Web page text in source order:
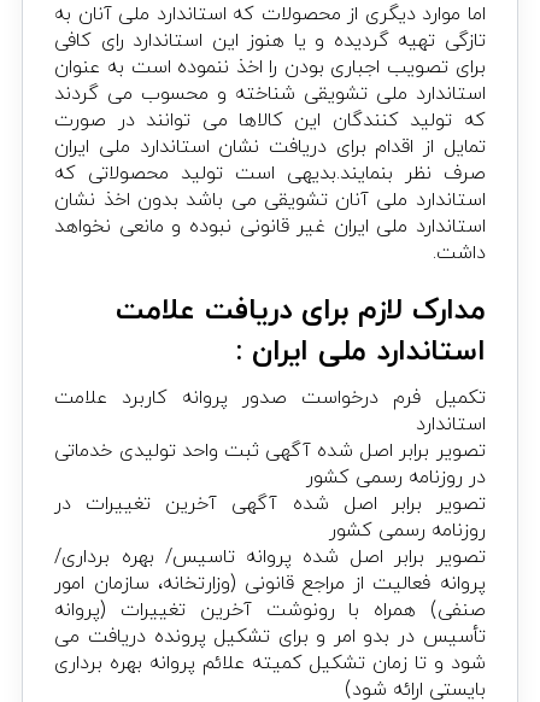
اما موارد دیگری از محصولات که استاندارد ملی آنان به
تازگی تهیه گردیده و یا هنوز این استاندارد رای کافی
برای تصویب اجباری بودن را اخذ ننموده است به عنوان
استاندارد ملی تشویقی شناخته و محسوب می گردند
که تولید کنندگان این کالاها می توانند در صورت
تمایل از اقدام برای دریافت نشان استاندارد ملی ایران
صرف نظر بنمایند.بدیهی است تولید محصولاتی که
استاندارد ملی آنان تشویقی می باشد بدون اخذ نشان
استاندارد ملی ایران غیر قانونی نبوده و مانعی نخواهد
داشت.
مدارک لازم برای دریافت علامت
استاندارد ملی ایران :
تکمیل فرم درخواست صدور پروانه کاربرد علامت
استاندارد
تصویر برابر اصل شده آگهی ثبت واحد تولیدی خدماتی
در روزنامه رسمی کشور
تصویر برابر اصل شده آگهی آخرین تغییرات در
روزنامه رسمی کشور
تصویر برابر اصل شده پروانه تاسیس/ بهره برداری/
پروانه فعالیت از مراجع قانونی (وزارتخانه، سازمان امور
صنفی) همراه با رونوشت آخرین تغییرات (پروانه
تأسیس در بدو امر و برای تشکیل پرونده دریافت می
شود و تا زمان تشکیل کمیته علائم پروانه بهره برداری
بایستی ارائه شود)